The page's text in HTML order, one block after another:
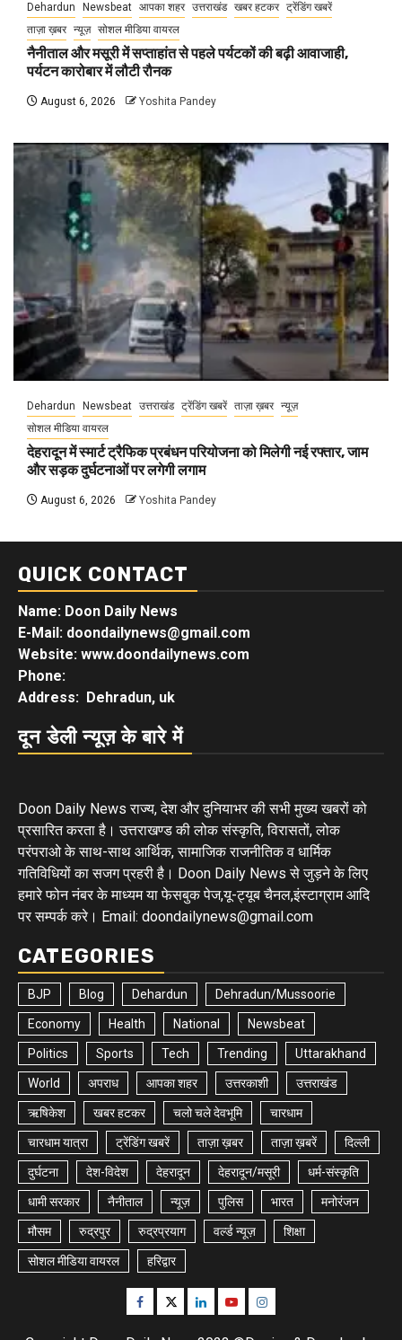
Dehardun Newsbeat आपका शहर उत्तराखंड खबर हटकर ट्रेंडिंग खबरें
ताज़ा ख़बर न्यूज़ सोशल मीडिया वायरल
नैनीताल और मसूरी में सप्ताहांत से पहले पर्यटकों की बढ़ी आवाजाही,
पर्यटन कारोबार में लौटी रौनक
August 6, 2026 Yoshita Pandey
Dehardun Newsbeat उत्तराखंड ट्रेंडिंग खबरें ताज़ा ख़बर न्यूज़
सोशल मीडिया वायरल
देहरादून में स्मार्ट ट्रैफिक प्रबंधन परियोजना को मिलेगी नई रफ्तार, जाम
और सड़क दुर्घटनाओं पर लगेगी लगाम
August 6, 2026 Yoshita Pandey
QUICK CONTACT
Name: Doon Daily News
E-Mail: doondailynews@gmail.com
Website: www.doondailynews.com
Phone:
Address: Dehradun, uk
दून डेली न्यूज़ के बारे में
Doon Daily News राज्य, देश और दुनियाभर की सभी मुख्य खबरों को
प्रसारित करता है। उत्तराखण्ड की लोक संस्कृति, विरासतों, लोक
परंपराओ के साथ-साथ आर्थिक, सामाजिक राजनीतिक व धार्मिक
गतिविधियों का सजग प्रहरी है। Doon Daily News से जुड़ने के लिए
हमारे फोन नंबर के माध्यम या फेसबुक पेज,यू-ट्यूब चैनल,इंस्टाग्राम आदि
पर सम्पर्क करे। Email: doondailynews@gmail.com
CATEGORIES
BJP Blog Dehardun Dehradun/Mussoorie
Economy Health National Newsbeat
Politics Sports Tech Trending Uttarakhand
World अपराध आपका शहर उत्तरकाशी उत्तराखंड
ऋषिकेश खबर हटकर चलो चले देवभूमि चारधाम
चारधाम यात्रा ट्रेंडिंग खबरें ताज़ा ख़बर ताज़ा ख़बरें दिल्ली
दुर्घटना देश-विदेश देहरादून देहरादून/मसूरी धर्म-संस्कृति
धामी सरकार नैनीताल न्यूज़ पुलिस भारत मनोरंजन
मौसम रुद्रपुर रुद्रप्रयाग वर्ल्ड न्यूज़ शिक्षा
सोशल मीडिया वायरल हरिद्वार
Facebook
TwitterLinkedinYoutubeInstagram